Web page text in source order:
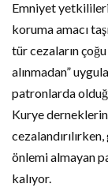
Emniyet
koruma amacı
tür cezaların
alınmadan”
patronlarda
Kurye
önlemi almayan
kalıyor.